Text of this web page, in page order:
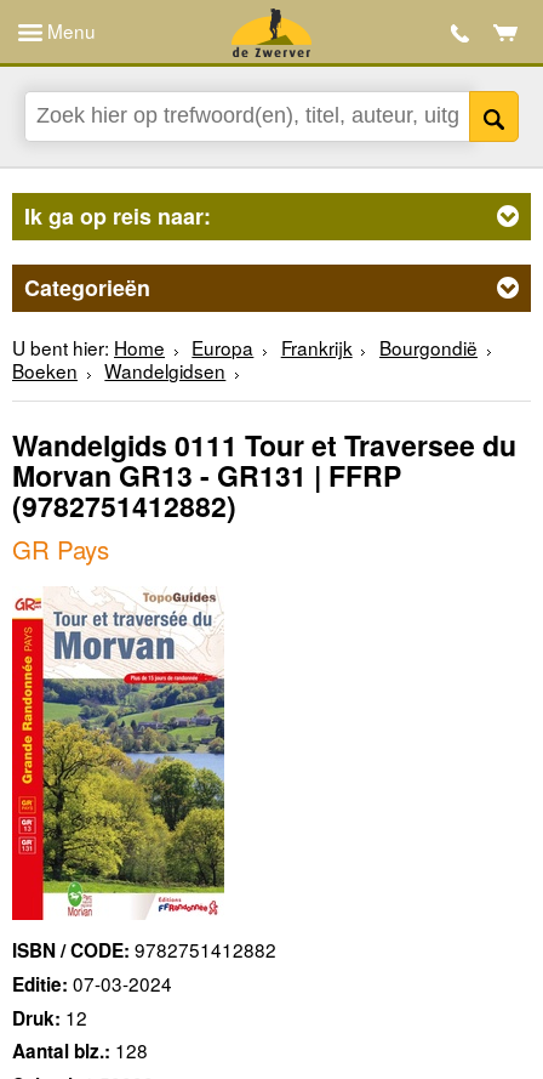
Menu
Ik ga op reis naar:
Categorieën
U bent hier: Home Europa Frankrijk
Bourgondië
Boeken
Wandelgidsen
Wandelgids 0111 Tour et Traversee du
Morvan GR13 - GR131 | FFRP
(9782751412882)
GR Pays
ISBN / CODE: 9782751412882
Editie: 07-03-2024
Druk: 12
Aantal blz.: 128